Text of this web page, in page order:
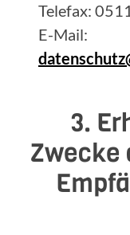
Telefax:
E-Mail:
3.
Zwecke